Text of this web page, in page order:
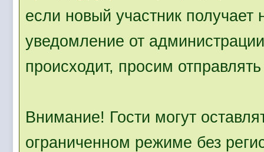
если новый участник
уведомление от
происходит, просим
Внимание! Гости могут
ограниченном режиме без